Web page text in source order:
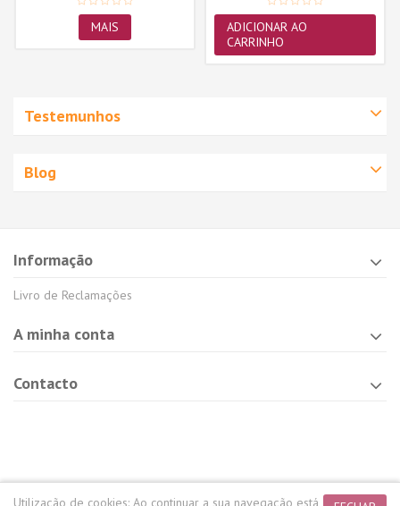
MAIS
ADICIONAR AO
CARRINHO
Testemunhos
Blog
Informação
Livro de Reclamações
A minha conta
Contacto
Utilização de cookies: Ao continuar a sua navegação está